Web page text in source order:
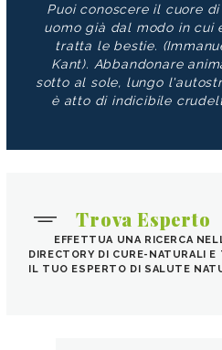
Puoi conoscere il cuore di
uomo già dal modo in cui
tratta le bestie.
Kant). Abbandonare
sotto al sole, lungo
è atto di indicibile
Trova Esperto
EFFETTUA UNA RICERCA
DIRECTORY DI CURE-NATURALI E
IL TUO ESPERTO DI SALUTE